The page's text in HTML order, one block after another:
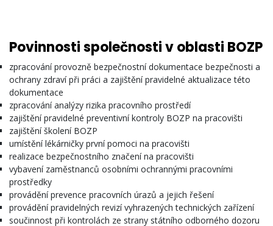
Povinnosti společnosti v oblasti BOZP
zpracování provozně bezpečnostní dokumentace bezpečnosti a
ochrany zdraví při práci a zajištění pravidelné aktualizace této
dokumentace
zpracování analýzy rizika pracovního prostředí
zajištění pravidelné preventivní kontroly BOZP na pracovišti
zajištění školení BOZP
umístění lékárničky první pomoci na pracovišti
realizace bezpečnostního značení na pracovišti
vybavení zaměstnanců osobními ochrannými pracovními
prostředky
provádění prevence pracovních úrazů a jejich řešení
provádění pravidelných revizí vyhrazených technických zařízení
součinnost při kontrolách ze strany státního odborného dozoru